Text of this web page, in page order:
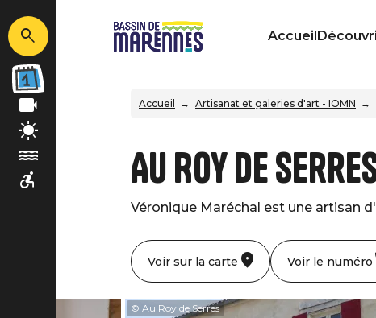
Accueil
Accueil Artisanat et galeries d'art - IOMN
Au Roy de
Véronique Maréchal est une artisan
Voir sur la carte Voir le numéro
© Au Roy de Serres